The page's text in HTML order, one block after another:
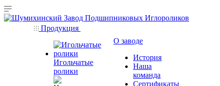
Продукция
Игольчатые
ролики
О заводе
История
Наша
команда
Сертификаты